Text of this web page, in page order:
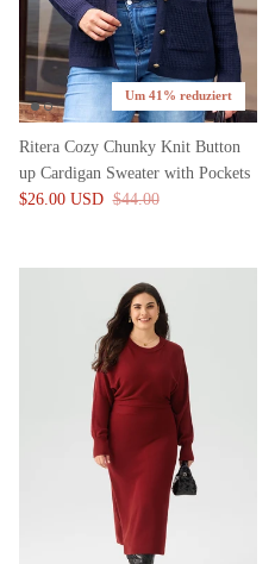
Um 41% reduziert
Ritera Cozy Chunky Knit Button
up Cardigan Sweater with Pockets
$26.00 USD $44.00